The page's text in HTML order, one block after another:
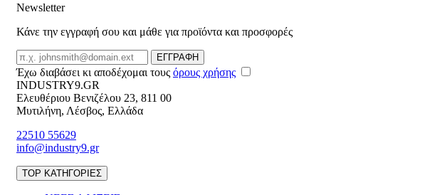
Newsletter
Κάνε την εγγραφή σου και μάθε για προϊόντα και προσφορές
Email
ΕΓΓΡΑΦΗ
Έχω διαβάσει κι αποδέχομαι τους όρους χρήσης
INDUSTRY9.GR
Ελευθέριου Βενιζέλου 23, 811 00
Μυτιλήνη, Λέσβος, Ελλάδα
22510 55629
info@industry9.gr
TOP ΚΑΤΗΓΟΡΙΕΣ